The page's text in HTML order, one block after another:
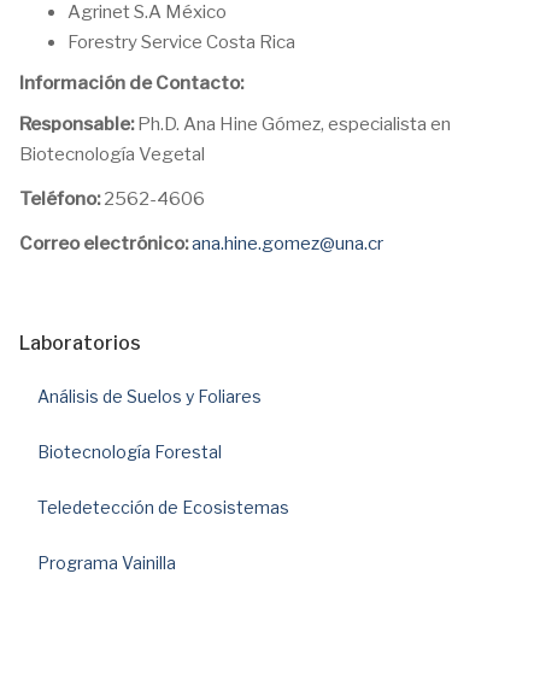
Agrinet S.A México
Forestry Service Costa Rica
Información de Contacto:
Responsable:Ph.D. Ana Hine Gómez, especialista en
Biotecnología Vegetal
Teléfono:2562-4606
Correo electrónico:ana.hine.gomez@una.cr
Laboratorios
Análisis de Suelos y Foliares
Biotecnología Forestal
Teledetección de Ecosistemas
Programa Vainilla